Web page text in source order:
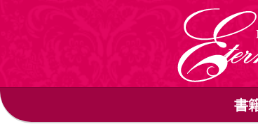
書